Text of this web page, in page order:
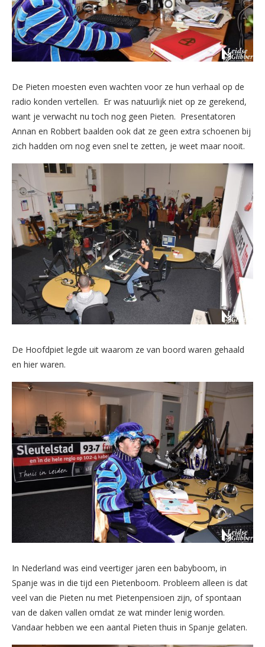
De Pieten moesten even wachten voor ze hun verhaal op de
radio konden vertellen. Er was natuurlijk niet op ze gerekend,
want je verwacht nu toch nog geen Pieten. Presentatoren
Annan en Robbert baalden ook dat ze geen extra schoenen bij
zich hadden om nog even snel te zetten, je weet maar nooit.
De Hoofdpiet legde uit waarom ze van boord waren gehaald
en hier waren.
In Nederland was eind veertiger jaren een babyboom, in
Spanje was in die tijd een Pietenboom. Probleem alleen is dat
veel van die Pieten nu met Pietenpensioen zijn, of spontaan
van de daken vallen omdat ze wat minder lenig worden.
Vandaar hebben we een aantal Pieten thuis in Spanje gelaten.